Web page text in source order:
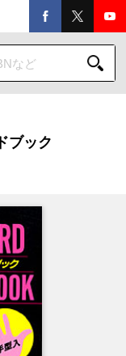
ブック